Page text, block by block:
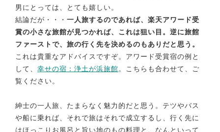
男にとっては、とても嬉しい。
結論だが・・・ 一人旅するのであれば、楽天アワード受
賞の小さな旅館が見つかれば、これは狙い目。逆に旅館
ファーストで、旅の行く先を決めるのもありだと思う。
これは貴重なアドバイスですぞ。アワード受賞宿の例と
して、 幸せの宿：浄土が浜旅館。こちらも合わせて、ご
覧ください。
紳士の一人旅、たまらなく魅力的だと思う。テツやバス
や船に乗れば、それで旅はそれで成立するし、行く先に
はほっこりお風呂と旨い地のもの料理と、なんといって